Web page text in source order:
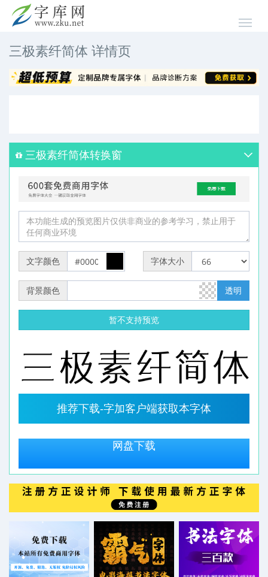
三极素纤简体 详情页
三极素纤简体转换窗
文字颜色 字体大小
背景颜色 透明
暂不支持预览
推荐下载-字加客户端获取本字体
网盘下载